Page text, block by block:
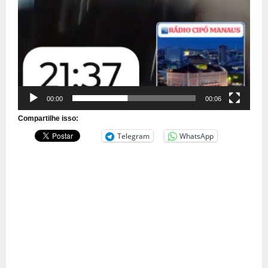
00:00 00:06
Compartilhe isso:
Telegram WhatsApp